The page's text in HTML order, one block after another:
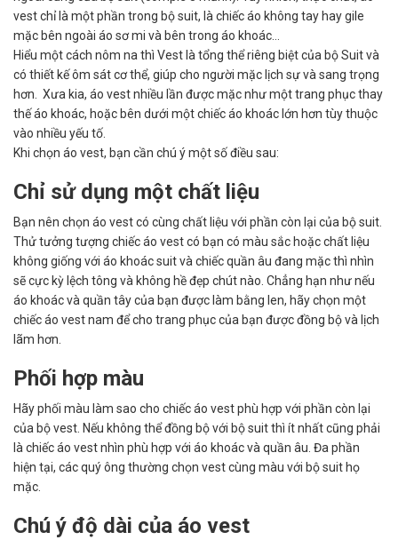
vest chỉ là một phần trong bộ suit, là chiếc áo không tay hay gile
mặc bên ngoài áo sơ mi và bên trong áo khoác…
Hiểu một cách nôm na thì Vest là tổng thể riêng biệt của bộ Suit và
có thiết kế ôm sát cơ thể, giúp cho người mặc lịch sự và sang trọng
hơn. Xưa kia, áo vest nhiều lần được mặc như một trang phục thay
thế áo khoác, hoặc bên dưới một chiếc áo khoác lớn hơn tùy thuộc
vào nhiều yếu tố.
Khi chọn áo vest, bạn cần chú ý một số điều sau:
Chỉ sử dụng một chất liệu
Bạn nên chọn áo vest có cùng chất liệu với phần còn lại của bộ suit.
Thử tưởng tượng chiếc áo vest có bạn có màu sắc hoặc chất liệu
không giống với áo khoác suit và chiếc quần âu đang mặc thì nhìn
sẽ cực kỳ lệch tông và không hề đẹp chút nào. Chẳng hạn như nếu
áo khoác và quần tây của bạn được làm bằng len, hãy chọn một
chiếc áo vest nam để cho trang phục của bạn được đồng bộ và lịch
lãm hơn.
Phối hợp màu
Hãy phối màu làm sao cho chiếc áo vest phù hợp với phần còn lại
của bộ vest. Nếu không thể đồng bộ với bộ suit thì ít nhất cũng phải
là chiếc áo vest nhìn phù hợp với áo khoác và quần âu. Đa phần
hiện tại, các quý ông thường chọn vest cùng màu với bộ suit họ
mặc.
Chú ý độ dài của áo vest